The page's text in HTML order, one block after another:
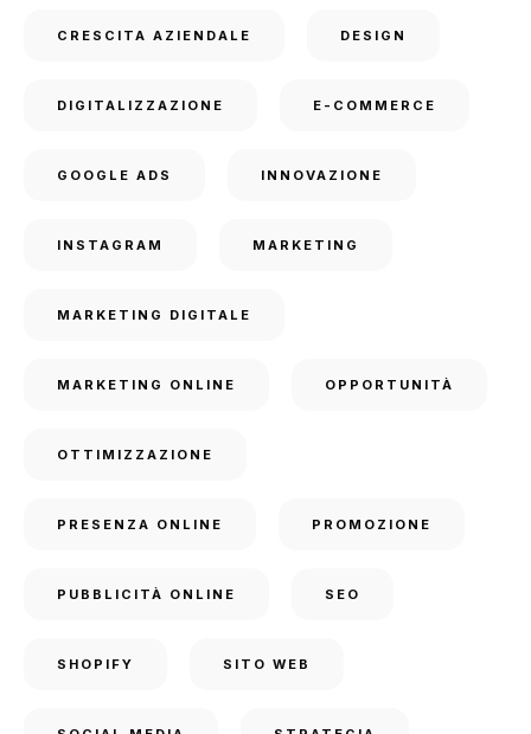
CRESCITA AZIENDALE DESIGN
DIGITALIZZAZIONE E-COMMERCE
GOOGLE ADS INNOVAZIONE
INSTAGRAM MARKETING
MARKETING DIGITALE
MARKETING ONLINE OPPORTUNITÀ
OTTIMIZZAZIONE
PRESENZA ONLINE PROMOZIONE
PUBBLICITÀ ONLINE SEO
SHOPIFY SITO WEB